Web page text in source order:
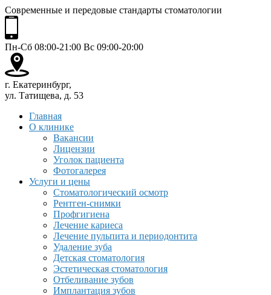
Современные и передовые стандарты стоматологии
Пн-Сб 08:00-21:00 Вс 09:00-20:00
г. Екатеринбург,
ул. Татищева, д. 53
Главная
О клинике
Вакансии
Лицензии
Уголок пациента
Фотогалерея
Услуги и цены
Стоматологический осмотр
Рентген-снимки
Профгигиена
Лечение кариеса
Лечение пульпита и периодонтита
Удаление зуба
Детская стоматология
Эстетическая стоматология
Отбеливание зубов
Имплантация зубов